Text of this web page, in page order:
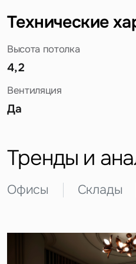
Технические
Высота потолка
4,2
Вентиляция
Да
Тренды и
Офисы Склады
Задайте
Предложение
Это обязательное поле
Это обязательное поле